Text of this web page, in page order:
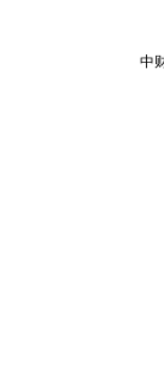
中